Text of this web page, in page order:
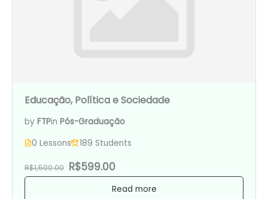
Educação, Política e Sociedade
by FTPin Pós-Graduação
0 Lessons
189 Students
R$1,500.00 R$599.00
Read more